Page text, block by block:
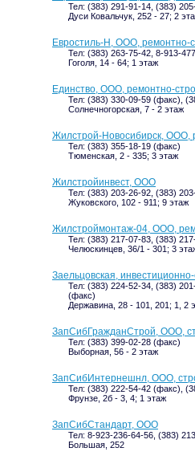
Тел: (383) 291-91-14, (383)
Дуси Ковальчук, 252 - 27; 2
Евростиль-Н, ООО, ремонтно-
Тел: (383) 263-75-42, 8-913-
Гоголя, 14 - 64; 1 этаж
Единство, ООО, ремонтно-
Тел: (383) 330-09-59 (факс),
Солнечногорская, 7 - 2 этаж
Жилстрой-Новосибирск, ООО,
Тел: (383) 355-18-19 (факс)
Тюменская, 2 - 335; 3 этаж
Жилстройинвест, ООО
Тел: (383) 203-26-92, (383)
Жуковского, 102 - 911; 9 этаж
Жилстроймонтаж-04, ООО,
Тел: (383) 217-07-83, (383)
Челюскинцев, 36/1 - 301; 3
Заельцовская,
Тел: (383) 224-52-34, (383)
(факс)
Державина, 28 - 101, 201; 1, 2
ЗапСибГражданСтрой, ООО,
Тел: (383) 399-02-28 (факс)
Выборная, 56 - 2 этаж
ЗапСибИнтернешнл, ООО,
Тел: (383) 222-54-42 (факс),
Фрунзе, 2б - 3, 4; 1 этаж
ЗапСибСтандарт, ООО
Тел: 8-923-236-64-56, (383)
Большая, 252